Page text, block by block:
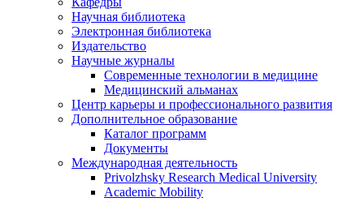
Научная библиотека
Электронная библиотека
Издательство
Научные журналы
Современные технологии в медицине
Медицинский альманах
Центр карьеры и профессионального развития
Дополнительное образование
Каталог программ
Документы
Международная деятельность
Privolzhsky Research Medical University
Academic Mobility